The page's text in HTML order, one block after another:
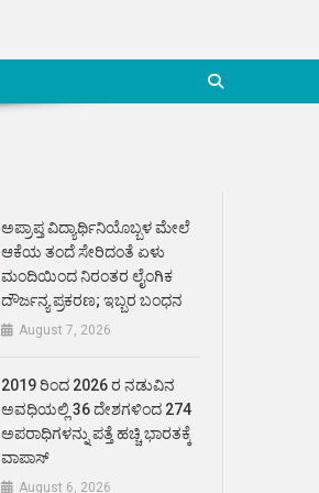
ಅಪ್ರಾಪ್ತ ವಿದ್ಯಾರ್ಥಿನಿಯೊಬ್ಬಳ ಮೇಲೆ
ಆಕೆಯ ತಂದೆ ಸೇರಿದಂತೆ ಏಳು
ಮಂದಿಯಿಂದ ನಿರಂತರ ಲೈಂಗಿಕ
ದೌರ್ಜನ್ಯ ಪ್ರಕರಣ; ಇಬ್ಬರ ಬಂಧನ
August 7, 2026
2019 ರಿಂದ 2026 ರ ನಡುವಿನ
ಅವಧಿಯಲ್ಲಿ 36 ದೇಶಗಳಿಂದ 274
ಅಪರಾಧಿಗಳನ್ನು ಪತ್ತೆ ಹಚ್ಚಿ ಭಾರತಕ್ಕೆ
ವಾಪಾಸ್
August 6, 2026